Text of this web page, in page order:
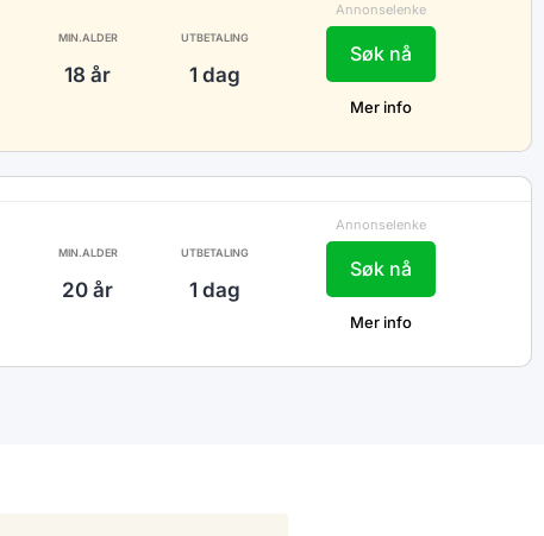
MIN.ALDER
18 år
UTBETALING
1 dag
Annonselenke
Søk nå
Mer info
MIN.ALDER
20 år
UTBETALING
1 dag
Annonselenke
Søk nå
Mer info